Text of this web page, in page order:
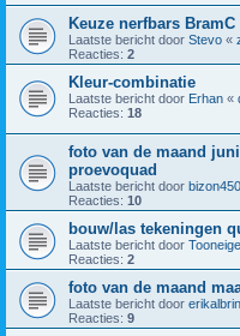
Keuze nerfbars BramC
Laatste bericht door Stevo «
Reacties: 2
Kleur-combinatie
Laatste bericht door Erhan «
Reacties: 18
foto van de maand
proevoquad
Laatste bericht door bizon450
Reacties: 10
bouw/las tekeningen
Laatste bericht door
Reacties: 2
foto van de maand
Laatste bericht door
Reacties: 9